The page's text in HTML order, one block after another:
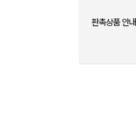
판촉상품 안내